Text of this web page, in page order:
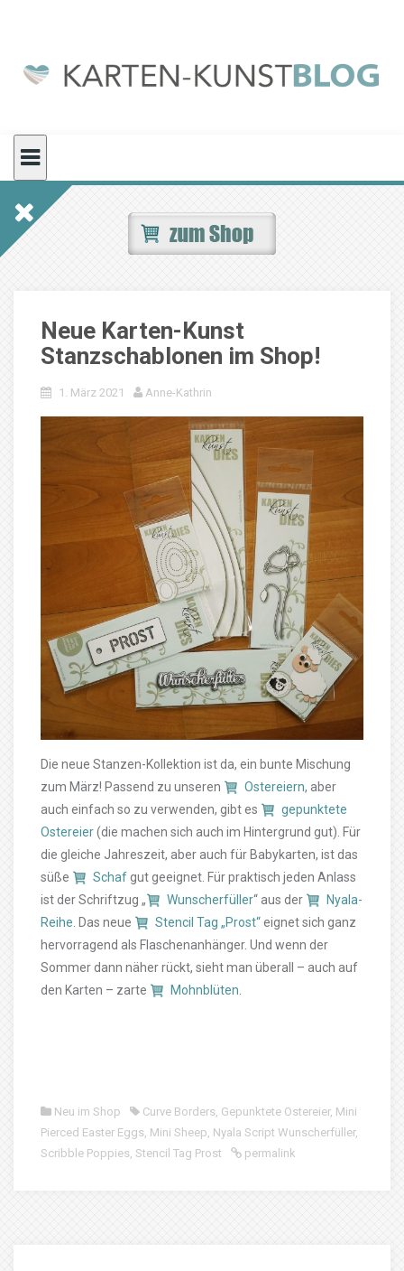
Neue Karten-Kunst
Stanzschablonen im Shop!
1. März 2021 Anne-Kathrin
Die neue Stanzen-Kollektion ist da, ein bunte Mischung
zum März! Passend zu unseren
Ostereiern, aber
auch einfach so zu verwenden, gibt es
gepunktete
Ostereier(die machen sich auch im Hintergrund gut). Für
die gleiche Jahreszeit, aber auch für Babykarten, ist das
süße
Schaf gut geeignet. Für praktisch jeden Anlass
ist der Schriftzug „
Wunscherfüller“ aus der
Nyala-
Reihe . Das neue Stencil Tag „Prost“eignet sich ganz
hervorragend als Flaschenanhänger. Und wenn der
Sommer dann näher rückt, sieht man überall – auch auf
den Karten – zarte
Mohnblüten
Neu im Shop Curve Borders, Gepunktete Ostereier, Mini
Pierced Easter Eggs, Mini Sheep, Nyala Script Wunscherfüller,
Scribble Poppies, Stencil Tag Prost permalink